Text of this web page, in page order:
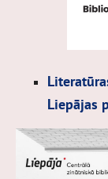
Liepājas